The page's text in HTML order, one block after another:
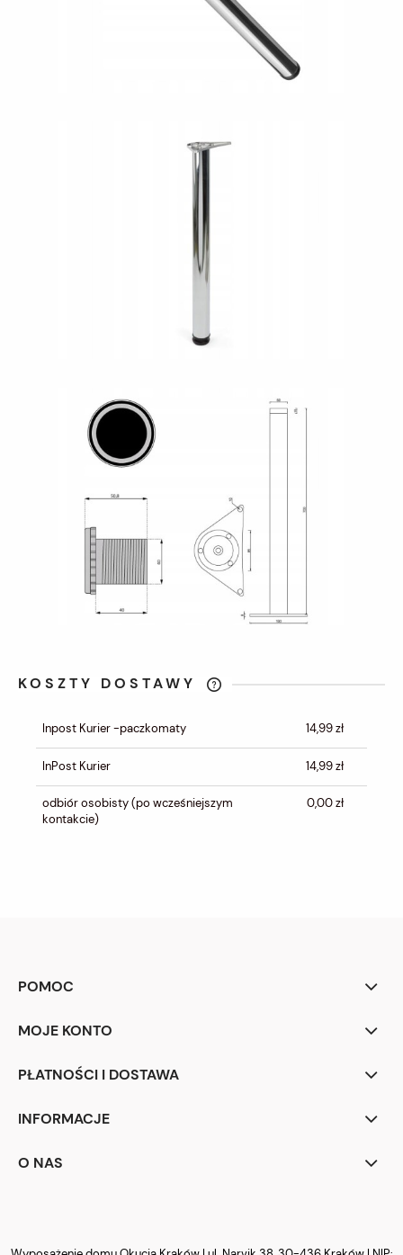
KOSZTY DOSTAWY
KOSZTÓW PŁATNOŚCI
Inpost Kurier -paczkomaty 14,99 zł
InPost Kurier 14,99 zł
odbiór osobisty(po wcześniejszym
kontakcie)
0,00 zł
POMOC
MOJE KONTO
PŁATNOŚCI I DOSTAWA
INFORMACJE
O NAS